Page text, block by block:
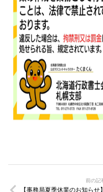
前の記
【事務局夏季休業のお知らせ】